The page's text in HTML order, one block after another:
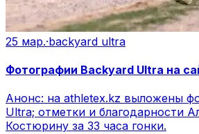
25 мар.·backyard ultra
Фотографии Backyard Ultra на
Анонс: на athletex.kz выложены
Ultra; отметки и благодарности
Костюрину за 33 часа гонки.